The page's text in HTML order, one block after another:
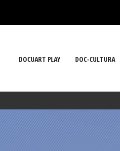
DOCUART PLAY DOC-CULTURA